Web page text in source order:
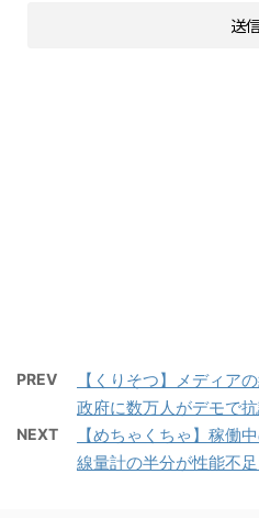
PREV
【くりそつ】メディア
政府に数万人がデモで
NEXT
【めちゃくちゃ】稼働
線量計の半分が性能不